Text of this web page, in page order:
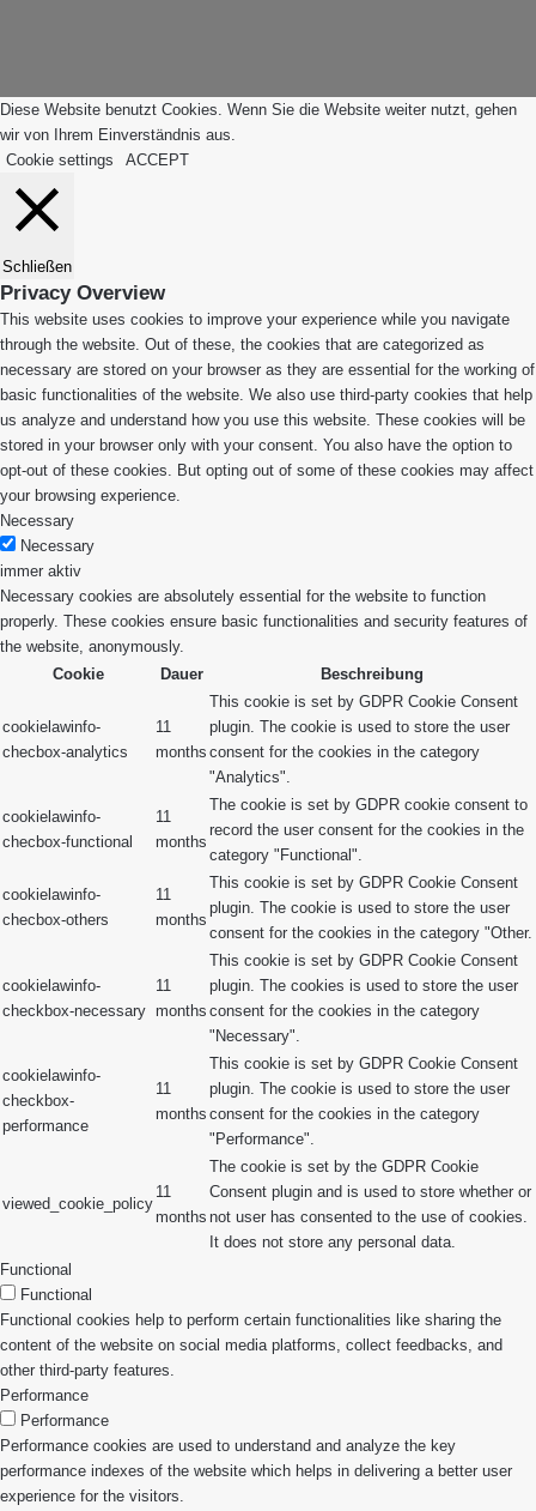
Diese Website benutzt Cookies. Wenn Sie die Website weiter nutzt, gehen
wir von Ihrem Einverständnis aus.
Cookie settings
ACCEPT
Schließen
Privacy Overview
This website uses cookies to improve your experience while you navigate
through the website. Out of these, the cookies that are categorized as
necessary are stored on your browser as they are essential for the working of
basic functionalities of the website. We also use third-party cookies that help
us analyze and understand how you use this website. These cookies will be
stored in your browser only with your consent. You also have the option to
opt-out of these cookies. But opting out of some of these cookies may affect
your browsing experience.
Necessary
Necessary
immer aktiv
Necessary cookies are absolutely essential for the website to function
properly. These cookies ensure basic functionalities and security features of
the website, anonymously.
Cookie
Dauer Beschreibung
cookielawinfo-
checbox-analytics
11
months
This cookie is set by GDPR Cookie Consent
plugin. The cookie is used to store the user
consent for the cookies in the category
"Analytics".
cookielawinfo-
checbox-functional
11
months
The cookie is set by GDPR cookie consent to
record the user consent for the cookies in the
category "Functional".
cookielawinfo-
checbox-others
11
months
This cookie is set by GDPR Cookie Consent
plugin. The cookie is used to store the user
consent for the cookies in the category "Other.
cookielawinfo-
checkbox-necessary
11
months
This cookie is set by GDPR Cookie Consent
plugin. The cookies is used to store the user
consent for the cookies in the category
"Necessary".
cookielawinfo-
checkbox-
performance
11
months
This cookie is set by GDPR Cookie Consent
plugin. The cookie is used to store the user
consent for the cookies in the category
"Performance".
viewed_cookie_policy
11
months
The cookie is set by the GDPR Cookie
Consent plugin and is used to store whether or
not user has consented to the use of cookies.
It does not store any personal data.
Functional
Functional
Functional cookies help to perform certain functionalities like sharing the
content of the website on social media platforms, collect feedbacks, and
other third-party features.
Performance
Performance
Performance cookies are used to understand and analyze the key
performance indexes of the website which helps in delivering a better user
experience for the visitors.